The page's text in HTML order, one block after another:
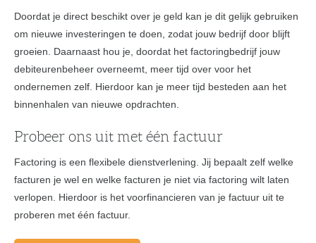
Doordat je direct beschikt over je geld kan je dit gelijk gebruiken
om nieuwe investeringen te doen, zodat jouw bedrijf door blijft
groeien. Daarnaast hou je, doordat het factoringbedrijf jouw
debiteurenbeheer overneemt, meer tijd over voor het
ondernemen zelf. Hierdoor kan je meer tijd besteden aan het
binnenhalen van nieuwe opdrachten.
Probeer ons uit met één factuur
Factoring is een flexibele dienstverlening. Jij bepaalt zelf welke
facturen je wel en welke facturen je niet via factoring wilt laten
verlopen. Hierdoor is het voorfinancieren van je factuur uit te
proberen met één factuur.